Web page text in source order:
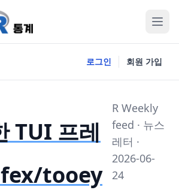
로그인 회원 가입
TUI 프레
tooey
R Weekly
feed · 뉴스
레터 ·
2026-06-
24